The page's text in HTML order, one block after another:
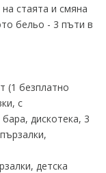
стаята и смяна
бельо - 3 пъти в
(1 безплатно
с
дискотека, 3
детска